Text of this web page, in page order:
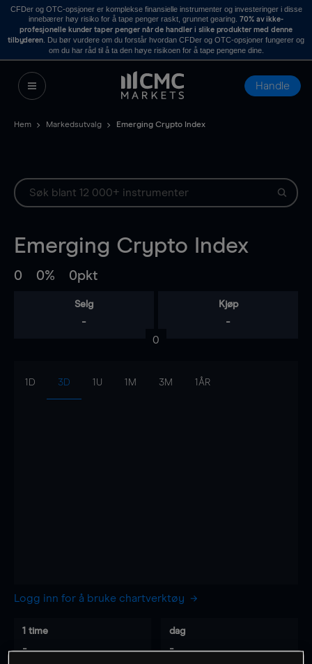
CFDer og OTC-opsjoner er komplekse finansielle instrumenter og investeringer i disse
innebærer høy risiko for å tape penger raskt, grunnet gearing. 70% av ikke-
profesjonelle kunder taper penger når de handler i slike produkter med denne
tilbyderen . Du bør vurdere om du forstår hvordan CFDer og OTC-opsjoner fungerer og
om du har råd til å ta den høye risikoen for å tape pengene dine.
Handle
Hem Markedsutvalg Emerging Crypto Index
Emerging Crypto Index
0 0% 0pkt
Selg
-
Kjøp
-
0
1D 3D 1U 1M 3M 1ÅR
Logg inn for å bruke chartverktøy
1 time
-
dag
-